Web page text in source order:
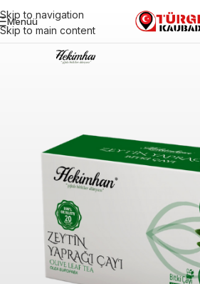
Skip to navigation
Skip to main content
Menüü